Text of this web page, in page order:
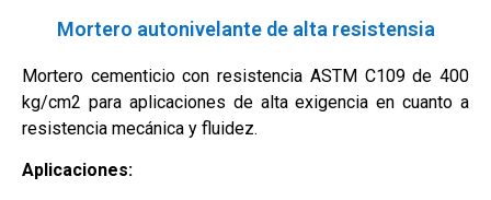
Mortero autonivelante de alta resistensia
Mortero cementicio con resistencia ASTM C109 de 400
kg/cm2 para aplicaciones de alta exigencia en cuanto a
resistencia mecánica y fluidez.
Aplicaciones: